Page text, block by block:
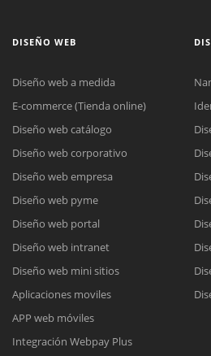
DISEÑO WEB
Diseño web a medida
E-commerce (Tienda online)
Diseño web catálogo
Diseño web corporativo
Diseño web empresa
Diseño web pyme
Diseño web portal
Diseño web intranet
Diseño web mini sitios
Aplicaciones moviles
APP web móviles
Integración Webpay Plus